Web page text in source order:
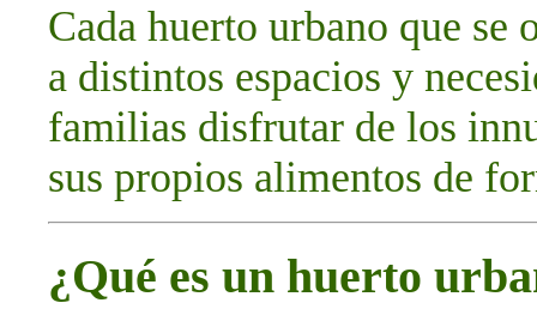
Cada huerto urbano que se
a distintos espacios y
familias disfrutar de los
sus propios alimentos de
¿Qué es un huerto